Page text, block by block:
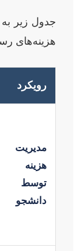
جدول زیر
هزینه‌های
رویکرد
مدیریت
هزینه
توسط
دانشجو